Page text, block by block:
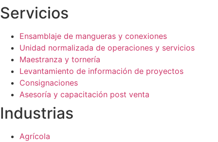
Servicios
Ensamblaje de mangueras y conexiones
Unidad normalizada de operaciones y servicios
Maestranza y tornería
Levantamiento de información de proyectos
Consignaciones
Asesoría y capacitación post venta
Industrias
Agrícola